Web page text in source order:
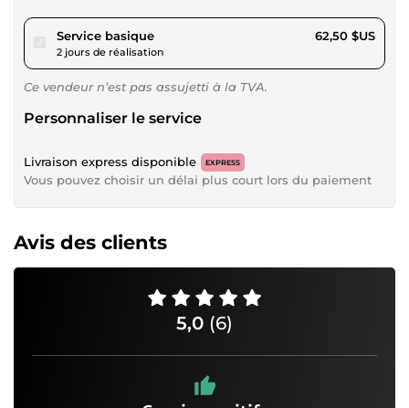
Service basiquepour 57,61 $US
2 jours de réalisation
62,50 $US
Ce vendeur n’est pas assujetti à la TVA.
Personnaliser le service
Livraison express disponible EXPRESS
Vous pouvez choisir un délai plus court lors du paiement
Avis des clients
5,0 (6)